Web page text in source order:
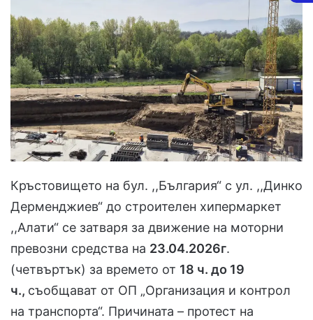
Кръстовището на бул. ,,България“ с ул. ,,Динко
Дерменджиев“ до строителен хипермаркет
,,Алати“ се затваря за движение на моторни
превозни средства на 23.04.2026г.
(четвъртък) за времето от 18 ч. до 19
ч., съобщават от ОП „Организация и контрол
на транспорта“. Причината – протест на